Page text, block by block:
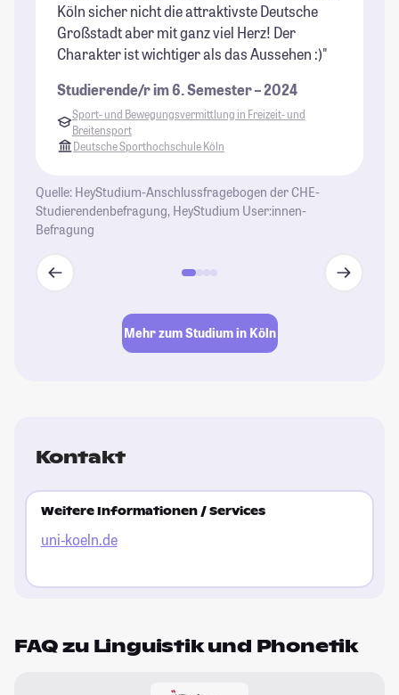
Köln sicher nicht die attraktivste Deutsche
Großstadt aber mit ganz viel Herz! Der
Charakter ist wichtiger als das Aussehen :)"
Studierende/r im 6. Semester – 2024
Sport- und Bewegungsvermittlung in Freizeit- und
Breitensport
Deutsche Sporthochschule Köln
Quelle: HeyStudium-Anschlussfragebogen der CHE-
Studierendenbefragung, HeyStudium User:innen-
Befragung
Mehr zum Studium in Köln
Kontakt
Weitere Informationen / Services
uni-koeln.de
FAQ zu Linguistik und Phonetik